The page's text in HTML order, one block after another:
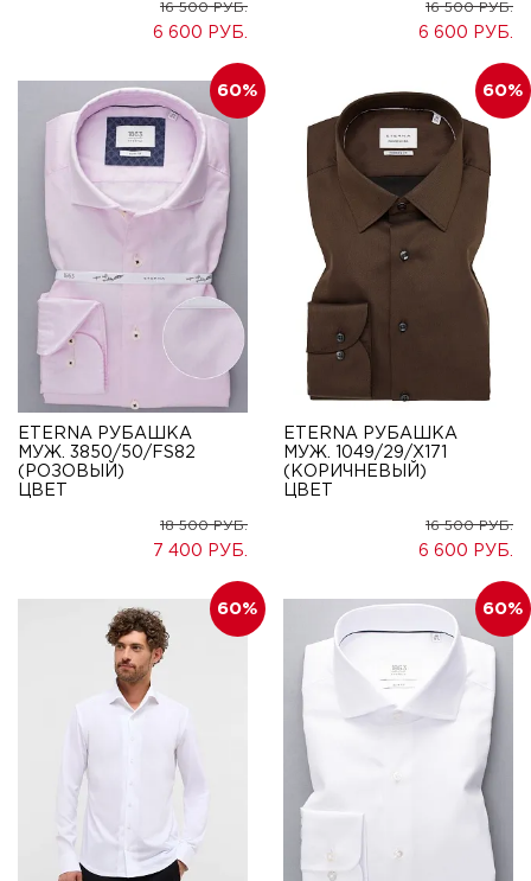
16 500
6 600
16 500
6 600
60
ETERNA РУБАШКА
МУЖ. 3850/50/FS82
(РОЗОВЫЙ)
ЦВЕТ
18 500
7 400
60
ETERNA РУБАШКА
МУЖ. 1049/29/X171
(КОРИЧНЕВЫЙ)
ЦВЕТ
16 500
6 600
60 60